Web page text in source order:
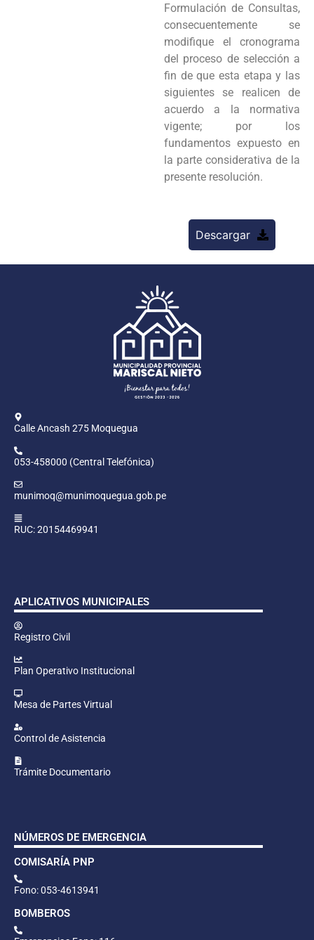
Formulación de Consultas,
consecuentemente se
modifique el cronograma
del proceso de selección a
fin de que esta etapa y las
siguientes se realicen de
acuerdo a la normativa
vigente; por los
fundamentos expuesto en
la parte considerativa de la
presente resolución.
Descargar
Calle Ancash 275 Moquegua
053-458000 (Central Telefónica)
munimoq@munimoquegua.gob.pe
RUC: 20154469941
APLICATIVOS MUNICIPALES
Registro Civil
Plan Operativo Institucional
Mesa de Partes Virtual
Control de Asistencia
Trámite Documentario
NÚMEROS DE EMERGENCIA
COMISARÍA PNP
Fono: 053-4613941
BOMBEROS